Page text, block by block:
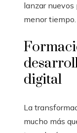
lanzar nuevos
menor tiempo.
digital
La
mucho más